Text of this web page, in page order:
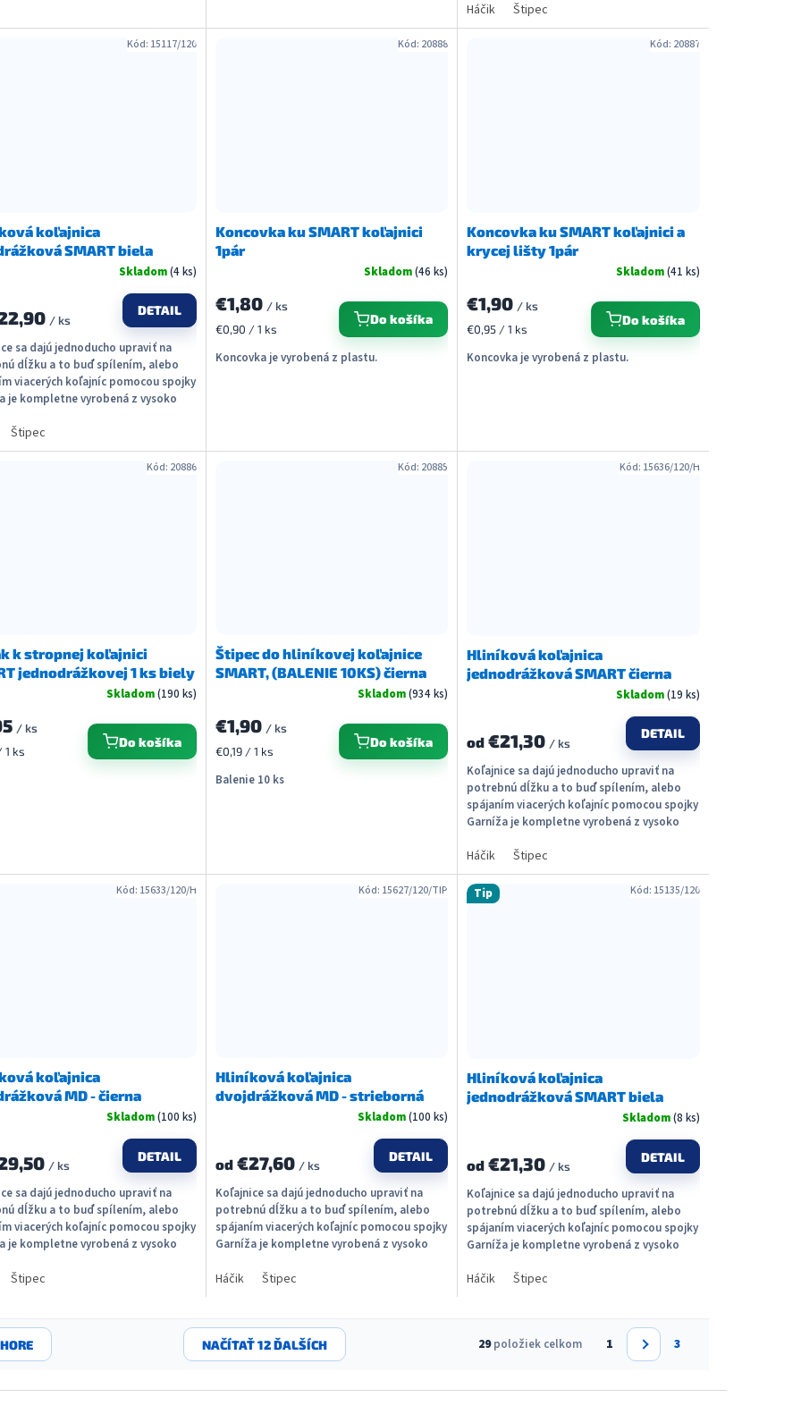
Háčik Štipec
koľajnica
SMART biela
Skladom(4 ks)
/ ks
DETAIL
sa dajú jednoducho upraviť na
dĺžku a to buď spílením, alebo
viacerých koľajníc pomocou spojky
je kompletne vyrobená z vysoko
Štipec
Kód: 15117/120
Koncovka ku SMART koľajnici
1pár
Skladom(46 ks)
€1,80 / ks
Jednotková
€0,90 / 1 ks
Do košíka
Koncovka je vyrobená z plastu.
Kód: 20888
Koncovka ku SMART koľajnici a
krycej lišty 1pár
Skladom(41 ks)
€1,90 / ks
Jednotková
€0,95 / 1 ks
Do košíka
Koncovka je vyrobená z plastu.
Kód: 20887
k stropnej koľajnici
jednodrážkovej 1 ks biely
Skladom(190 ks)
/ ks
1 ks
Do košíka
Kód: 20886
Štipec do hliníkovej koľajnice
SMART, (BALENIE 10KS) čierna
Skladom(934 ks)
€1,90 / ks
Jednotková
€0,19 / 1 ks
Do košíka
Balenie 10 ks
Kód: 20885
Hliníková koľajnica
jednodrážková SMART čierna
Skladom(19 ks)
od€21,30 / ks
DETAIL
Koľajnice sa dajú jednoducho upraviť na
potrebnú dĺžku a to buď spílením, alebo
spájaním viacerých koľajníc pomocou spojky
Garníža je kompletne vyrobená z vysoko
Háčik Štipec
Kód: 15636/120/H
koľajnica
MD - čierna
Skladom(100 ks)
/ ks
DETAIL
sa dajú jednoducho upraviť na
dĺžku a to buď spílením, alebo
viacerých koľajníc pomocou spojky
je kompletne vyrobená z vysoko
Štipec
Kód: 15633/120/H
Hliníková koľajnica
dvojdrážková MD - strieborná
Skladom(100 ks)
od€27,60 / ks
DETAIL
Koľajnice sa dajú jednoducho upraviť na
potrebnú dĺžku a to buď spílením, alebo
spájaním viacerých koľajníc pomocou spojky
Garníža je kompletne vyrobená z vysoko
Háčik Štipec
Kód: 15627/120/TIP Tip
Hliníková koľajnica
jednodrážková SMART biela
Skladom(8 ks)
od€21,30 / ks
DETAIL
Koľajnice sa dajú jednoducho upraviť na
potrebnú dĺžku a to buď spílením, alebo
spájaním viacerých koľajníc pomocou spojky
Garníža je kompletne vyrobená z vysoko
Háčik Štipec
Kód: 15135/120
NAČÍTAŤ 12 ĎALŠÍCH
S
t
r
n
1 3
29položiek celkom
HORE